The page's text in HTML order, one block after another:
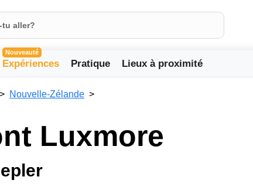
Nouveauté
Expériences Pratique Lieux à proximité
Nouvelle-Zélande
Luxmore